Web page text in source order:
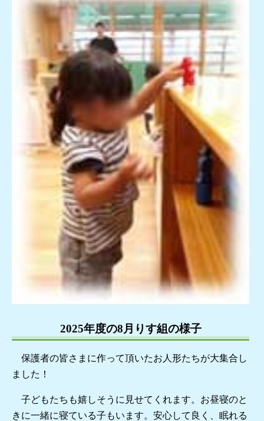
2025年度の8月りす組の様子
保護者の皆さまに作って頂いたお人形たちが大集合し
ました！
子どもたちも嬉しそうに見せてくれます。お昼寝のと
きに一緒に寝ている子もいます。安心して良く、眠れる